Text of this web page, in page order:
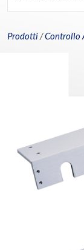
Prodotti/Controllo